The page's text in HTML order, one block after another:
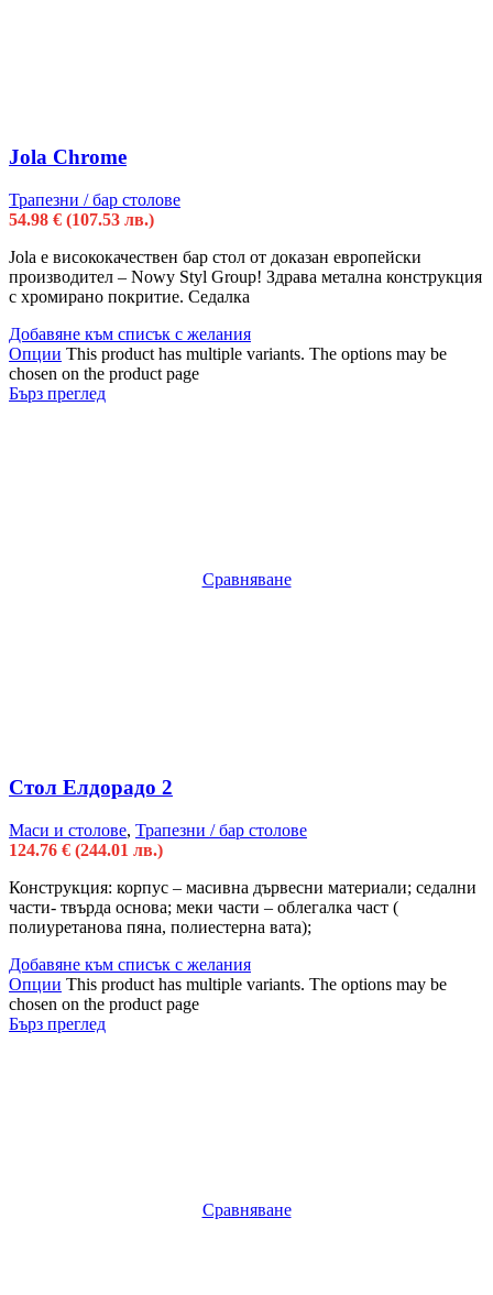
Jola Chrome
Трапезни / бар столове
54.98 € (107.53 лв.)
Jola e висококачествен бар стол от доказан европейски
производител – Nowy Styl Group! Здрава метална конструкция
с хромирано покритие. Седалка
Добавяне към списък с желания
Опции This product has multiple variants. The options may be
chosen on the product page
Бърз преглед
Сравняване
Стол Елдорадо 2
Маси и столове, Трапезни / бар столове
124.76 € (244.01 лв.)
Конструкция: корпус – масивна дървесни материали; седални
части- твърда основа; меки части – облегалка част (
полиуретанова пяна, полиестерна вата);
Добавяне към списък с желания
Опции This product has multiple variants. The options may be
chosen on the product page
Бърз преглед
Сравняване